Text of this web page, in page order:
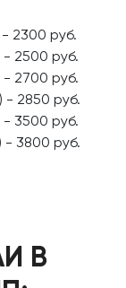
2300 pуб.
2500 pуб.
2700 pуб.
2850 руб.
3500 руб.
3800 руб.
В